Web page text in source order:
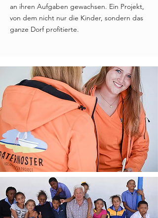
an ihren Aufgaben gewachsen. Ein Projekt,
von dem nicht nur die Kinder, sondern das
ganze Dorf profitierte.